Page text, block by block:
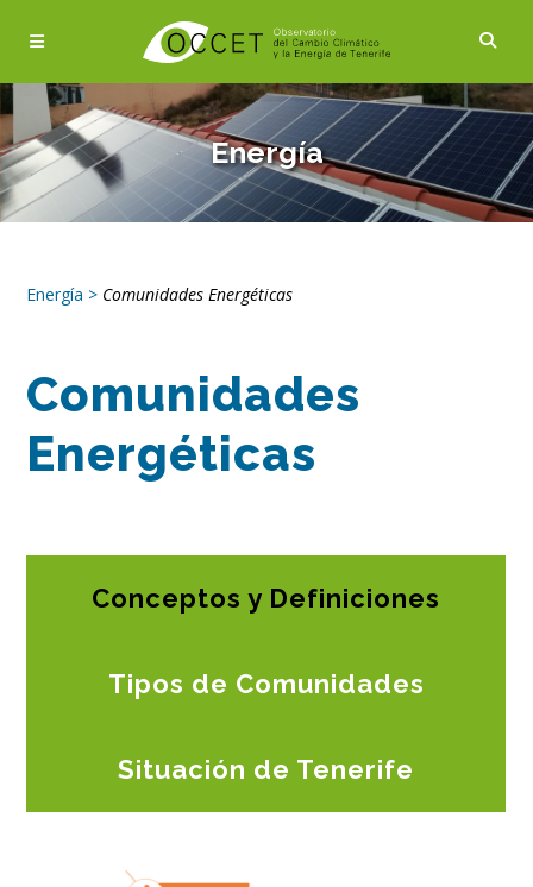
Energía
Energía > Comunidades Energéticas
Comunidades
Energéticas
Conceptos y Definiciones
Tipos de Comunidades
Situación de Tenerife